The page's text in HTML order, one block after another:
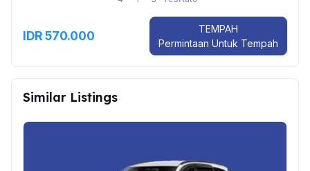
IDR 570.000
TEMPAH
Permintaan Untuk Tempah
Similar Listings